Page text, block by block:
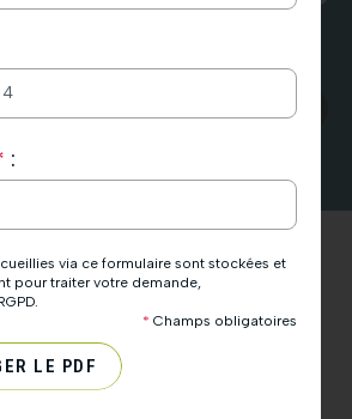
via ce formulaire sont stockées et utilisées
demande, conformément au RGPD.
client
180 avis
:
via ce formulaire sont stockées et
pour traiter votre demande,
* Champs obligatoires
LE PDF